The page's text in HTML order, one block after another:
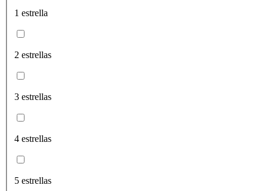
1 estrella
2 estrellas
3 estrellas
4 estrellas
5 estrellas